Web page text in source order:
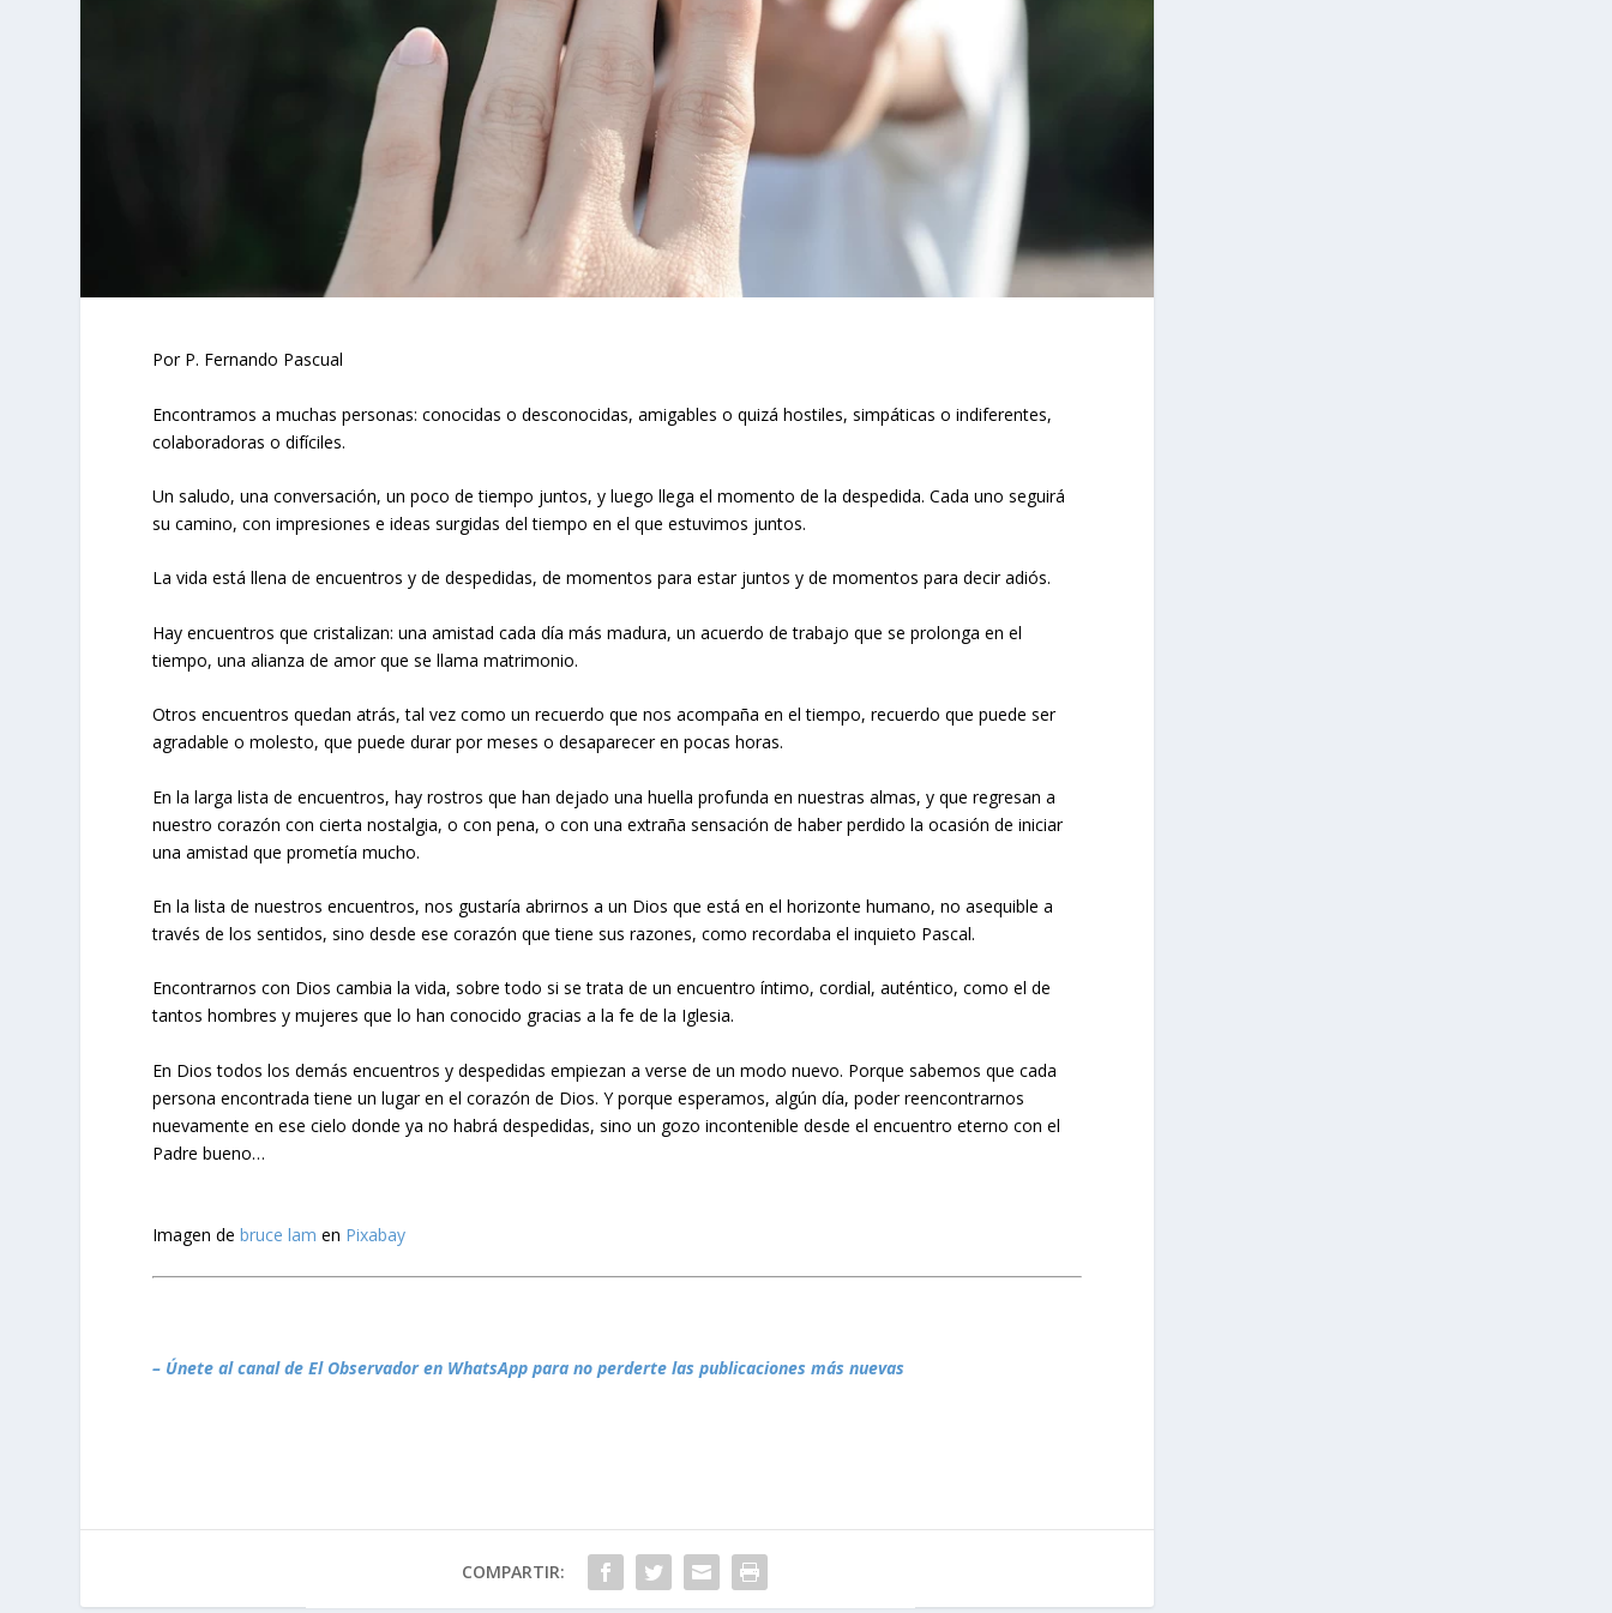
Por P. Fernando Pascual
Encontramos a muchas personas: conocidas o desconocidas, amigables o quizá hostiles, simpáticas o indiferentes,
colaboradoras o difíciles.
Un saludo, una conversación, un poco de tiempo juntos, y luego llega el momento de la despedida. Cada uno seguirá
su camino, con impresiones e ideas surgidas del tiempo en el que estuvimos juntos.
La vida está llena de encuentros y de despedidas, de momentos para estar juntos y de momentos para decir adiós.
Hay encuentros que cristalizan: una amistad cada día más madura, un acuerdo de trabajo que se prolonga en el
tiempo, una alianza de amor que se llama matrimonio.
Otros encuentros quedan atrás, tal vez como un recuerdo que nos acompaña en el tiempo, recuerdo que puede ser
agradable o molesto, que puede durar por meses o desaparecer en pocas horas.
En la larga lista de encuentros, hay rostros que han dejado una huella profunda en nuestras almas, y que regresan a
nuestro corazón con cierta nostalgia, o con pena, o con una extraña sensación de haber perdido la ocasión de iniciar
una amistad que prometía mucho.
En la lista de nuestros encuentros, nos gustaría abrirnos a un Dios que está en el horizonte humano, no asequible a
través de los sentidos, sino desde ese corazón que tiene sus razones, como recordaba el inquieto Pascal.
Encontrarnos con Dios cambia la vida, sobre todo si se trata de un encuentro íntimo, cordial, auténtico, como el de
tantos hombres y mujeres que lo han conocido gracias a la fe de la Iglesia.
En Dios todos los demás encuentros y despedidas empiezan a verse de un modo nuevo. Porque sabemos que cada
persona encontrada tiene un lugar en el corazón de Dios. Y porque esperamos, algún día, poder reencontrarnos
nuevamente en ese cielo donde ya no habrá despedidas, sino un gozo incontenible desde el encuentro eterno con el
Padre bueno…
Imagen debruce lam en Pixabay
– Únete al canal de El Observador en WhatsApp para no perderte las publicaciones más nuevas
COMPARTIR: